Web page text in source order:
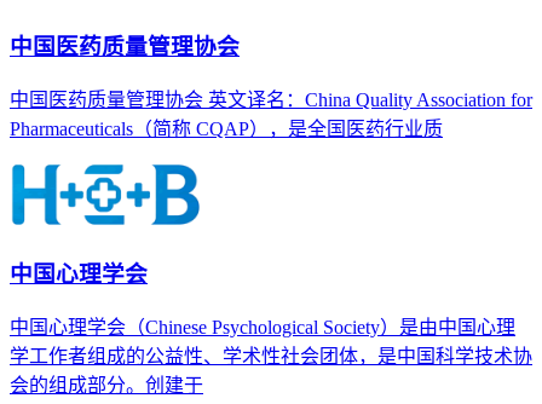
中国医药质量管理协会
中国医药质量管理协会 英文译名：China Quality Association for
Pharmaceuticals（简称 CQAP），是全国医药行业质
中国心理学会
中国心理学会（Chinese Psychological Society）是由中国心理
学工作者组成的公益性、学术性社会团体，是中国科学技术协
会的组成部分。创建于